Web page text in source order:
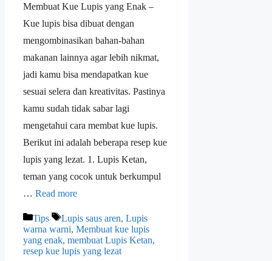
Membuat Kue Lupis yang Enak –
Kue lupis bisa dibuat dengan
mengombinasikan bahan-bahan
makanan lainnya agar lebih nikmat,
jadi kamu bisa mendapatkan kue
sesuai selera dan kreativitas. Pastinya
kamu sudah tidak sabar lagi
mengetahui cara membat kue lupis.
Berikut ini adalah beberapa resep kue
lupis yang lezat. 1. Lupis Ketan,
teman yang cocok untuk berkumpul
… Read more
Tips Lupis saus aren, Lupis
warna warni, Membuat kue lupis
yang enak, membuat Lupis Ketan,
resep kue lupis yang lezat